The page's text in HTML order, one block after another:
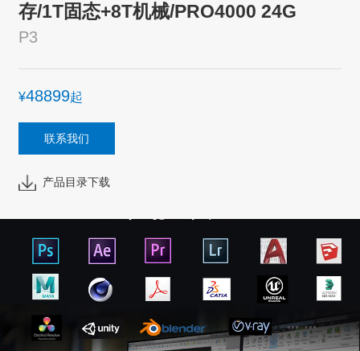
存/1T固态+8T机械/PRO4000 24G
P3
¥48899起
联系我们
产品目录下载